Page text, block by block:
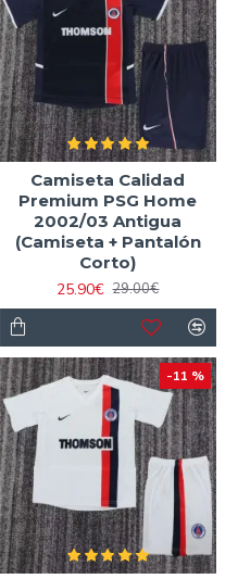
Camiseta Calidad
Premium PSG Home
2002/03 Antigua
(Camiseta + Pantalón
Corto)
25.90€ 29.00€
-11 %